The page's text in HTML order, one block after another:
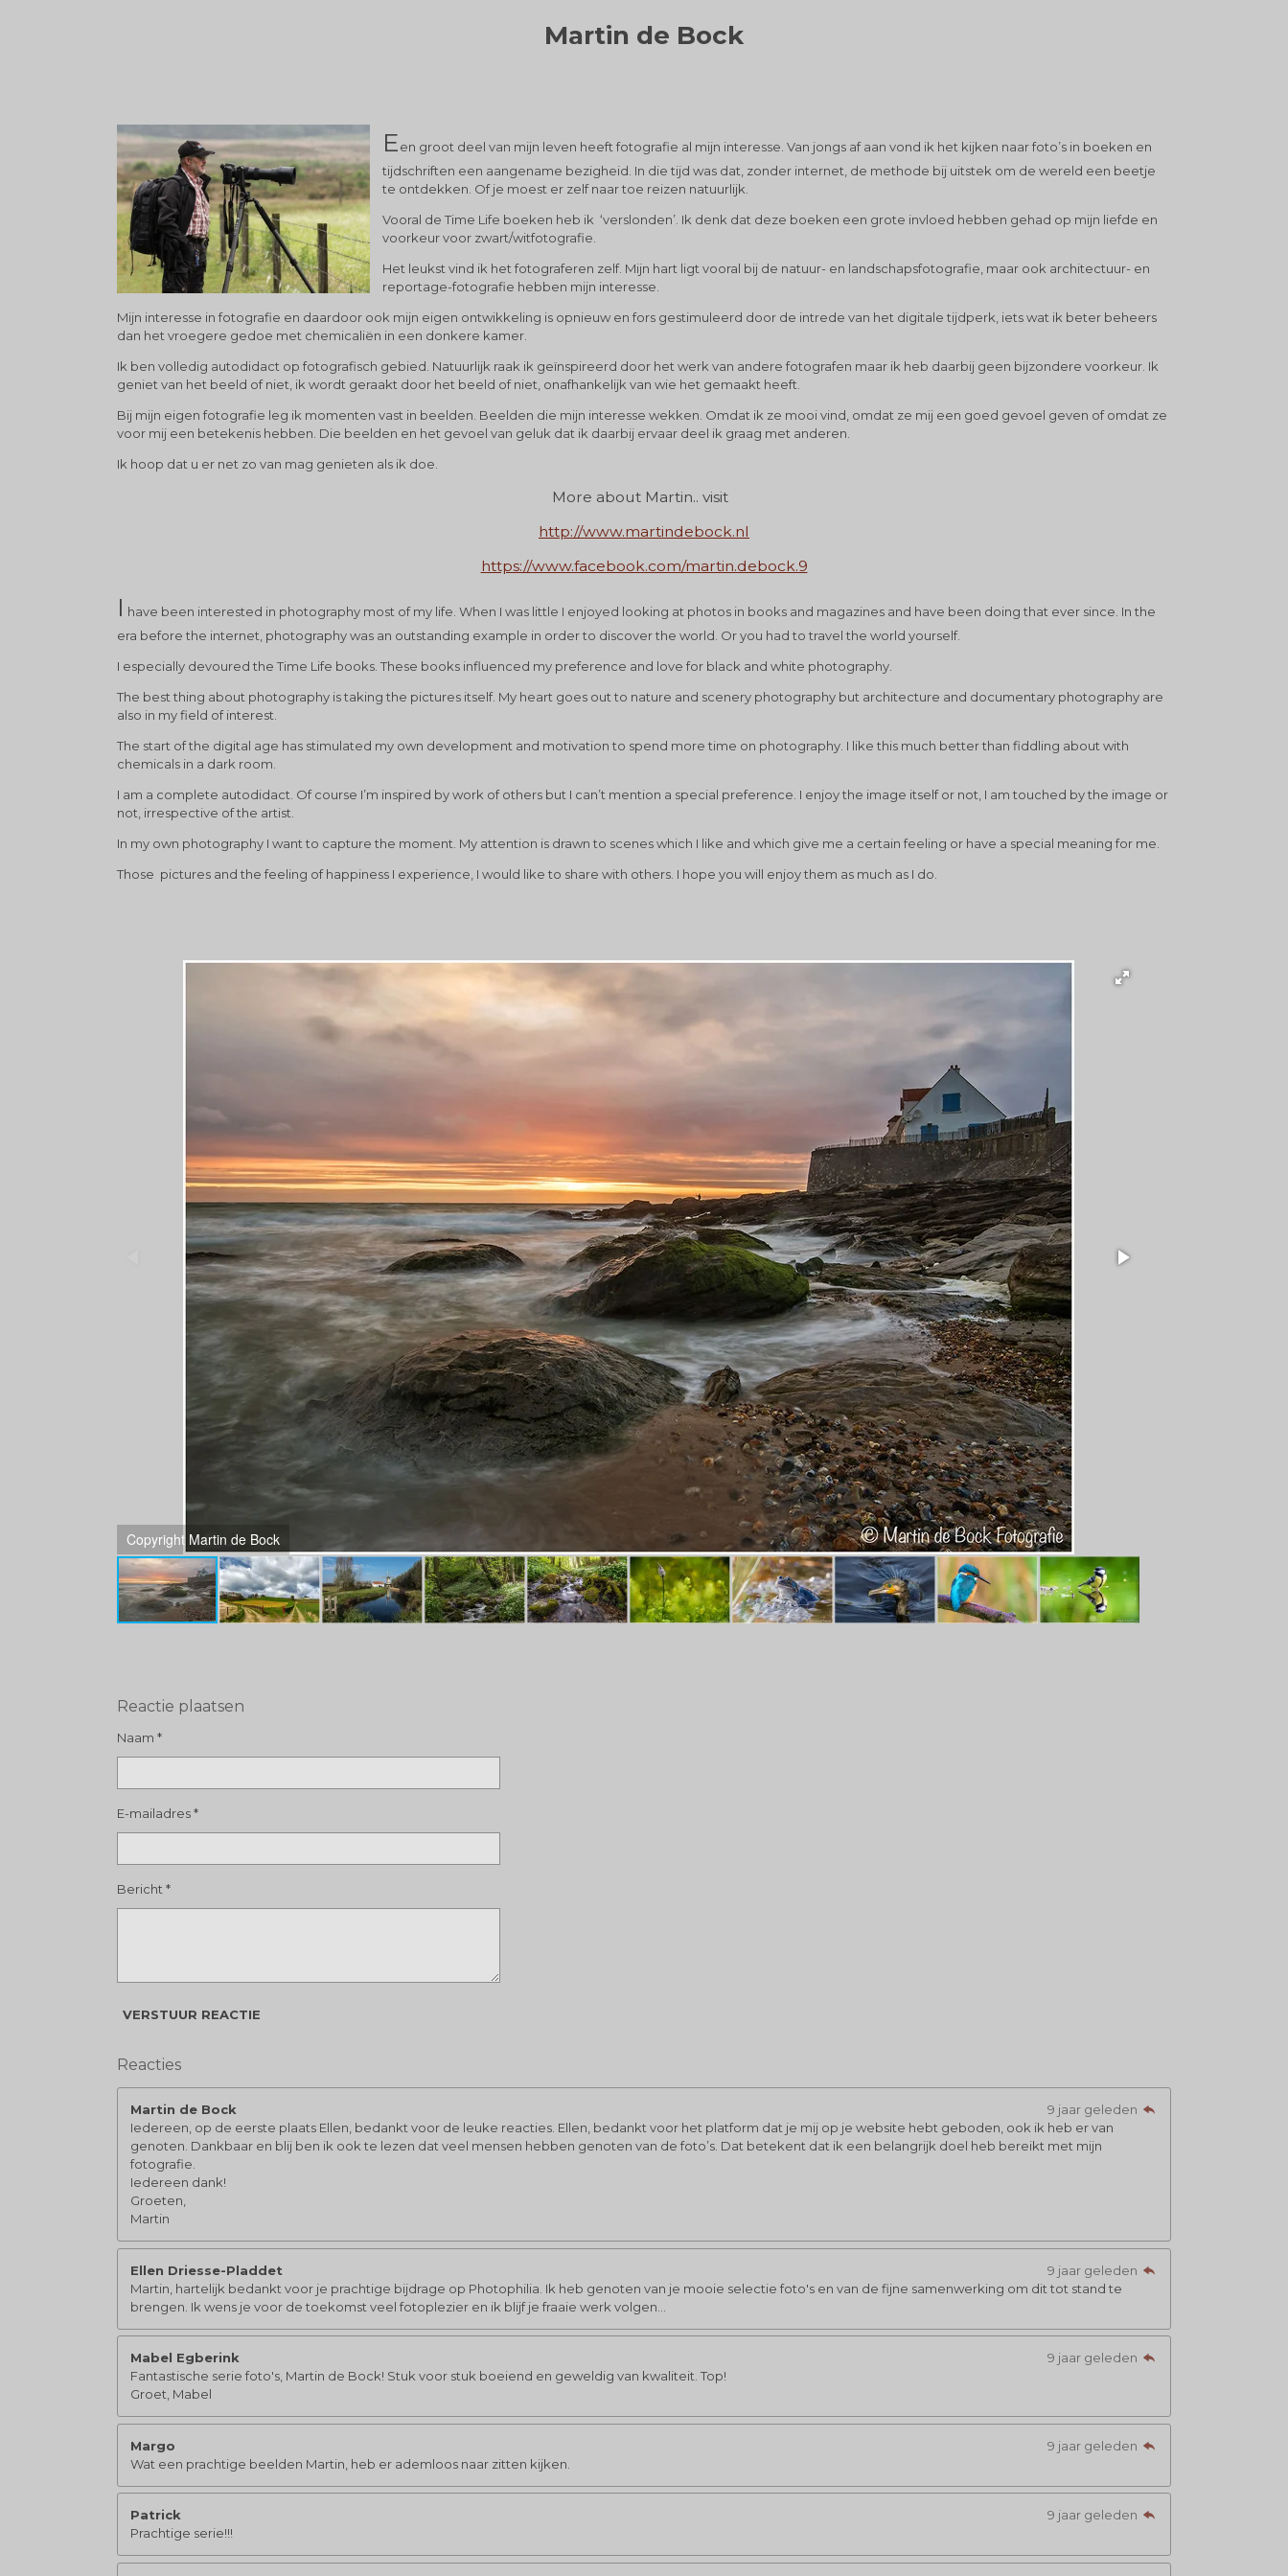
Martin de Bock
Een groot deel van mijn leven heeft fotografie al mijn interesse. Van jongs af aan vond ik het kijken naar foto’s in boeken en
tijdschriften een aangename bezigheid. In die tijd was dat, zonder internet, de methode bij uitstek om de wereld een beetje
te ontdekken. Of je moest er zelf naar toe reizen natuurlijk.
Vooral de Time Life boeken heb ik ‘verslonden’. Ik denk dat deze boeken een grote invloed hebben gehad op mijn liefde en
voorkeur voor zwart/witfotografie.
Het leukst vind ik het fotograferen zelf. Mijn hart ligt vooral bij de natuur- en landschapsfotografie, maar ook architectuur- en
reportage-fotografie hebben mijn interesse.
Mijn interesse in fotografie en daardoor ook mijn eigen ontwikkeling is opnieuw en fors gestimuleerd door de intrede van het digitale tijdperk, iets wat ik beter beheers
dan het vroegere gedoe met chemicaliën in een donkere kamer.
Ik ben volledig autodidact op fotografisch gebied. Natuurlijk raak ik geïnspireerd door het werk van andere fotografen maar ik heb daarbij geen bijzondere voorkeur. Ik
geniet van het beeld of niet, ik wordt geraakt door het beeld of niet, onafhankelijk van wie het gemaakt heeft.
Bij mijn eigen fotografie leg ik momenten vast in beelden. Beelden die mijn interesse wekken. Omdat ik ze mooi vind, omdat ze mij een goed gevoel geven of omdat ze
voor mij een betekenis hebben. Die beelden en het gevoel van geluk dat ik daarbij ervaar deel ik graag met anderen.
Ik hoop dat u er net zo van mag genieten als ik doe.
More about Martin.. visit
http://www.martindebock.nl
https://www.facebook.com/martin.debock.9
I have been interested in photography most of my life. When I was little I enjoyed looking at photos in books and magazines and have been doing that ever since. In the
era before the internet, photography was an outstanding example in order to discover the world. Or you had to travel the world yourself.
I especially devoured the Time Life books. These books influenced my preference and love for black and white photography.
The best thing about photography is taking the pictures itself. My heart goes out to nature and scenery photography but architecture and documentary photography are
also in my field of interest.
The start of the digital age has stimulated my own development and motivation to spend more time on photography. I like this much better than fiddling about with
chemicals in a dark room.
I am a complete autodidact. Of course I’m inspired by work of others but I can’t mention a special preference. I enjoy the image itself or not, I am touched by the image or
not, irrespective of the artist.
In my own photography I want to capture the moment. My attention is drawn to scenes which I like and which give me a certain feeling or have a special meaning for me.
Those pictures and the feeling of happiness I experience, I would like to share with others. I hope you will enjoy them as much as I do.
Copyright Martin de Bock
Reactie plaatsen
Naam *
E-mailadres *
Bericht *
VERSTUUR REACTIE
Reacties
Martin de Bock
9 jaar geleden
Iedereen, op de eerste plaats Ellen, bedankt voor de leuke reacties. Ellen, bedankt voor het platform dat je mij op je website hebt geboden, ook ik heb er van
genoten. Dankbaar en blij ben ik ook te lezen dat veel mensen hebben genoten van de foto’s. Dat betekent dat ik een belangrijk doel heb bereikt met mijn
fotografie.
Iedereen dank!
Groeten,
Martin
Ellen Driesse-Pladdet
9 jaar geleden
Martin, hartelijk bedankt voor je prachtige bijdrage op Photophilia. Ik heb genoten van je mooie selectie foto's en van de fijne samenwerking om dit tot stand te
brengen. Ik wens je voor de toekomst veel fotoplezier en ik blijf je fraaie werk volgen...
Mabel Egberink
9 jaar geleden
Fantastische serie foto's, Martin de Bock! Stuk voor stuk boeiend en geweldig van kwaliteit. Top!
Groet, Mabel
Margo
9 jaar geleden
Wat een prachtige beelden Martin, heb er ademloos naar zitten kijken.
Patrick
9 jaar geleden
Prachtige serie!!!